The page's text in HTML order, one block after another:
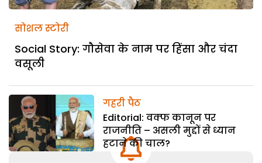
सोशल स्टोरी
Social Story: गौसेवा के नाम पर हिंसा और चंदा
वसूली
गहरी पैठ
Editorial: वक्फ कानून पर
राजनीति – असली मुद्दों से ध्यान
हटाने की चाल?